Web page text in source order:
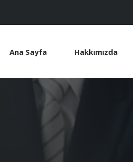
Ana Sayfa Hakkımızda